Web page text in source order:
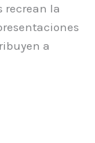
recrean la
a